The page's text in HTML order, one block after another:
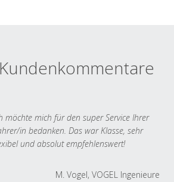
Kundenkommentare
möchte mich für den super Service Ihrer
in bedanken. Das war Klasse, sehr
und absolut empfehlenswert!
M. Vogel, VOGEL Ingenieure